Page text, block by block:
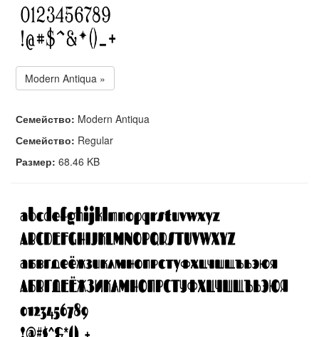
Modern Antiqua »
Семейство: Modern Antiqua
Семейство: Regular
Размер: 68.46 KB